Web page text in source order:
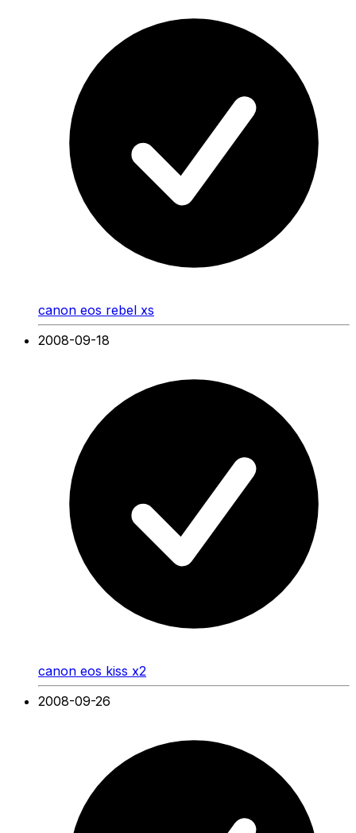
canon eos rebel xs
2008-09-18
canon eos kiss x2
2008-09-26